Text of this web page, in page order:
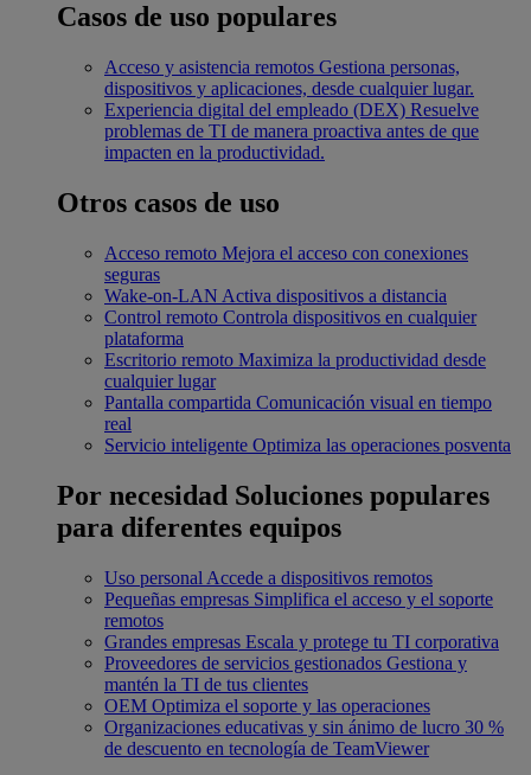
Casos de uso populares
Acceso y asistencia remotos Gestiona personas,
dispositivos y aplicaciones, desde cualquier lugar.
Experiencia digital del empleado (DEX) Resuelve
problemas de TI de manera proactiva antes de que
impacten en la productividad.
Otros casos de uso
Acceso remoto Mejora el acceso con conexiones
seguras
Wake-on-LAN Activa dispositivos a distancia
Control remoto Controla dispositivos en cualquier
plataforma
Escritorio remoto Maximiza la productividad desde
cualquier lugar
Pantalla compartida Comunicación visual en tiempo
real
Servicio inteligente Optimiza las operaciones posventa
Por necesidad Soluciones populares
para diferentes equipos
Uso personal Accede a dispositivos remotos
Pequeñas empresas Simplifica el acceso y el soporte
remotos
Grandes empresas Escala y protege tu TI corporativa
Proveedores de servicios gestionados Gestiona y
mantén la TI de tus clientes
OEM Optimiza el soporte y las operaciones
Organizaciones educativas y sin ánimo de lucro 30 %
de descuento en tecnología de TeamViewer